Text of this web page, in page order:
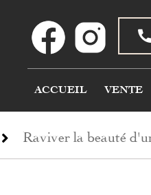
ACCUEIL VENTE
Raviver la beauté